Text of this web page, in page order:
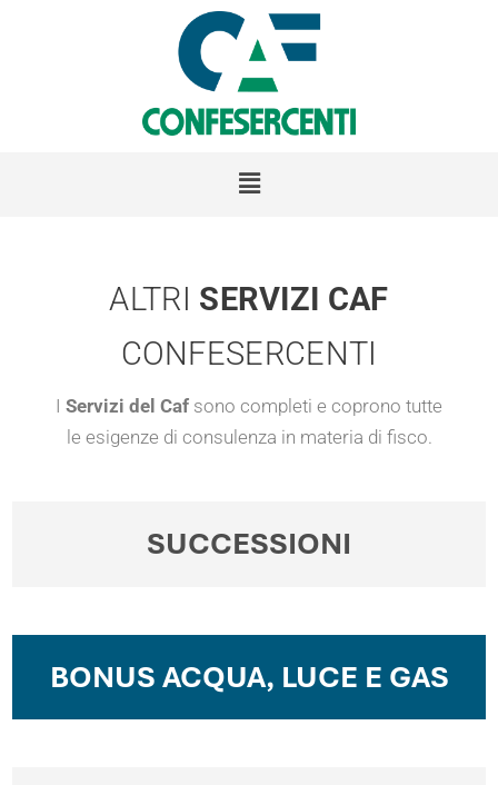
ALTRI SERVIZI CAF
CONFESERCENTI
I Servizi del Caf sono completi e coprono tutte
le esigenze di consulenza in materia di fisco.
SUCCESSIONI
BONUS ACQUA, LUCE E GAS